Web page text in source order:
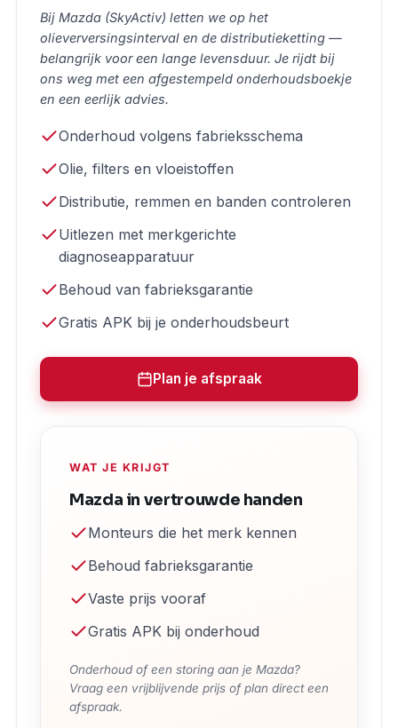
Bij Mazda (SkyActiv) letten we op het
olieverversingsinterval en de distributieketting —
belangrijk voor een lange levensduur. Je rijdt bij
ons weg met een afgestempeld onderhoudsboekje
en een eerlijk advies.
Onderhoud volgens fabrieksschema
Olie, filters en vloeistoffen
Distributie, remmen en banden controleren
Uitlezen met merkgerichte
diagnoseapparatuur
Behoud van fabrieksgarantie
Gratis APK bij je onderhoudsbeurt
Plan je afspraak
WAT JE KRIJGT
Mazda in vertrouwde handen
Monteurs die het merk kennen
Behoud fabrieksgarantie
Vaste prijs vooraf
Gratis APK bij onderhoud
Onderhoud of een storing aan je Mazda?
Vraag een vrijblijvende prijs of plan direct een
afspraak.